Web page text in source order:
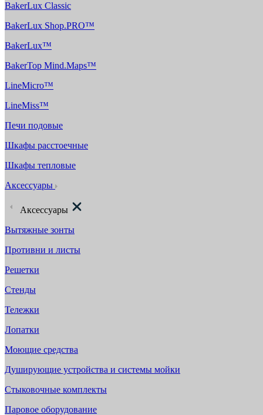
BakerLux Classic
BakerLux Shop.PRO™
BakerLux™
BakerTop Mind.Maps™
LineMicro™
LineMiss™
Печи подовые
Шкафы расстоечные
Шкафы тепловые
Аксессуары
Аксессуары
Вытяжные зонты
Противни и листы
Решетки
Стенды
Тележки
Лопатки
Моющие средства
Душирующие устройства и системы мойки
Стыковочные комплекты
Паровое оборудование